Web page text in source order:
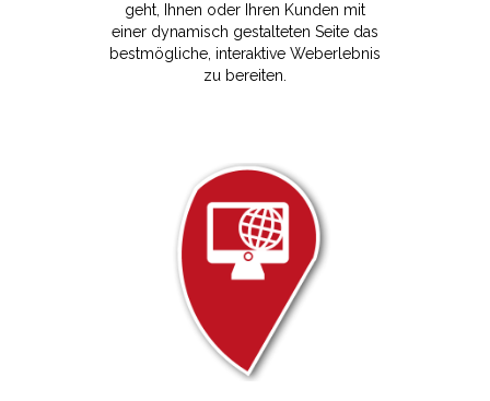
geht, Ihnen oder Ihren Kunden mit
einer dynamisch gestalteten Seite das
bestmögliche, interaktive Weberlebnis
zu bereiten.